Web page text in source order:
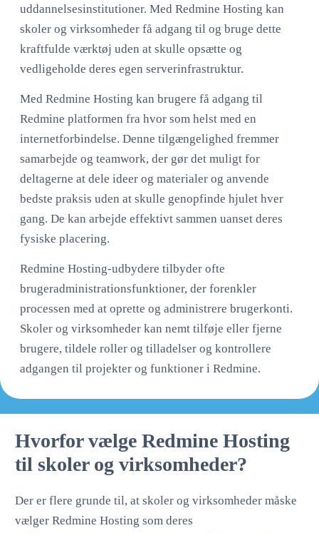
uddannelsesinstitutioner. Med Redmine Hosting kan
skoler og virksomheder få adgang til og bruge dette
kraftfulde værktøj uden at skulle opsætte og
vedligeholde deres egen serverinfrastruktur.
Med Redmine Hosting kan brugere få adgang til
Redmine platformen fra hvor som helst med en
internetforbindelse. Denne tilgængelighed fremmer
samarbejde og teamwork, der gør det muligt for
deltagerne at dele ideer og materialer og anvende
bedste praksis uden at skulle genopfinde hjulet hver
gang. De kan arbejde effektivt sammen uanset deres
fysiske placering.
Redmine Hosting-udbydere tilbyder ofte
brugeradministrationsfunktioner, der forenkler
processen med at oprette og administrere brugerkonti.
Skoler og virksomheder kan nemt tilføje eller fjerne
brugere, tildele roller og tilladelser og kontrollere
adgangen til projekter og funktioner i Redmine.
Hvorfor vælge Redmine Hosting
til skoler og virksomheder?
Der er flere grunde til, at skoler og virksomheder måske
vælger Redmine Hosting som deres